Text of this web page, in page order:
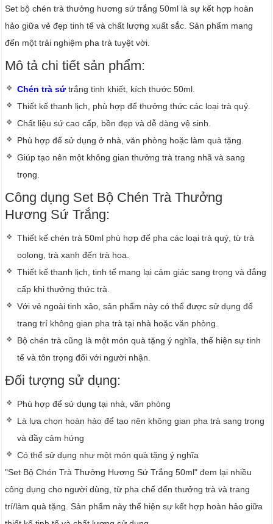
Set bộ chén trà thưởng hương sứ trắng 50ml là sự kết hợp hoàn
hảo giữa vẻ đẹp tinh tế và chất lượng xuất sắc. Sản phẩm mang
đến một trải nghiệm pha trà tuyệt vời.
Mô tả chi tiết sản phẩm:
Chén trà sứtrắng tinh khiết, kích thước 50ml.
Thiết kế thanh lịch, phù hợp để thưởng thức các loại trà quý.
Chất liệu sứ cao cấp, bền đẹp và dễ dàng vệ sinh.
Phù hợp để sử dụng ở nhà, văn phòng hoặc làm quà tặng.
Giúp tạo nên một không gian thưởng trà trang nhã và sang
trọng.
Công dụng Set Bộ Chén Trà Thưởng
Hương Sứ Trắng:
Thiết kế chén trà 50ml phù hợp để pha các loại trà quý, từ trà
oolong, trà xanh đến trà hoa.
Thiết kế thanh lịch, tinh tế mang lại cảm giác sang trọng và đẳng
cấp khi thưởng thức trà.
Với vẻ ngoài tinh xảo, sản phẩm này có thể được sử dụng để
trang trí không gian pha trà tại nhà hoặc văn phòng.
Bộ chén trà cũng là một món quà tặng ý nghĩa, thể hiện sự tinh
tế và tôn trọng đối với người nhận.
Đối tượng sử dụng:
Phù hợp để sử dụng tại nhà, văn phòng
Là lựa chọn hoàn hảo để tạo nên không gian pha trà sang trọng
và đầy cảm hứng
Có thể sử dụng như một món quà tặng ý nghĩa
"Set Bộ Chén Trà Thưởng Hương Sứ Trắng 50ml" đem lại nhiều
công dụng cho người dùng, từ pha chế đến thưởng trà và trang
trí/làm quà tặng. Sản phẩm này thể hiện sự kết hợp hoàn hảo giữa